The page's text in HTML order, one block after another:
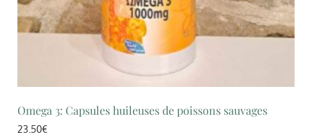
Omega 3: Capsules huileuses de poissons sauvages
23.50€